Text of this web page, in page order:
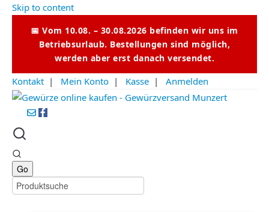
Skip to content
📅 Vom 10.08. – 30.08.2026 befinden wir uns im
Betriebsurlaub. Bestellungen sind möglich,
werden aber erst danach versendet.
Kontakt | Mein Konto | Kasse | Anmelden